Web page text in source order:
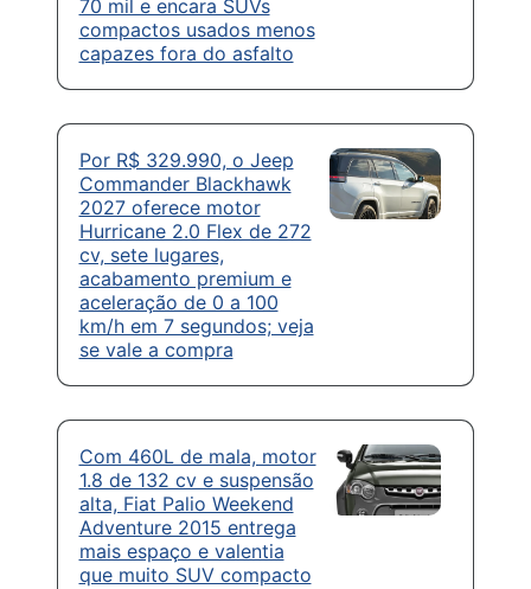
70 mil e encara SUVs
compactos usados menos
capazes fora do asfalto
Por R$ 329.990, o Jeep
Commander Blackhawk
2027 oferece motor
Hurricane 2.0 Flex de 272
cv, sete lugares,
acabamento premium e
aceleração de 0 a 100
km/h em 7 segundos; veja
se vale a compra
Com 460L de mala, motor
1.8 de 132 cv e suspensão
alta, Fiat Palio Weekend
Adventure 2015 entrega
mais espaço e valentia
que muito SUV compacto